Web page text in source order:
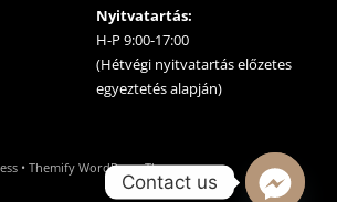
Nyitvatartás:
H-P 9:00-17:00
(Hétvégi nyitvatartás előzetes
egyeztetés alapján)
• Themify WordPress Themes
Contact us